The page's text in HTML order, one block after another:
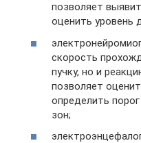
позволяет
оценить уровень
скорость
пучку, но и
позволяет
определить
зон;